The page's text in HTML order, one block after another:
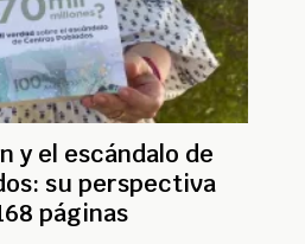
y el escándalo de
su perspectiva
páginas